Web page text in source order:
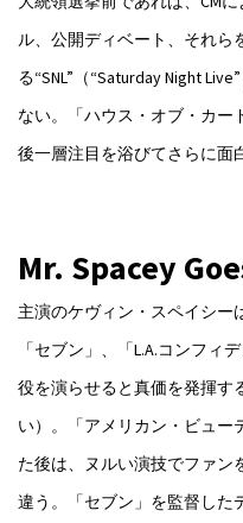
ル、公開ディベート、それら
る“SNL”（“Saturday Night
ない。「ハウス・オブ・カー
後一層注目を浴びてさらに面
Mr. Spacey
主演のケヴィン・スペイシー
「セブン」、「L.A.コンフィ
役を演らせると真価を発揮す
い）。「アメリカン・ビュー
た後は、ヌルい演技でファン
違う。「セブン」を監督した